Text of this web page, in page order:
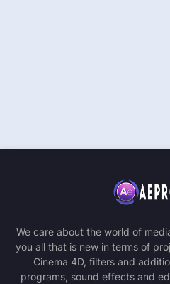
We care about the world of
you all that is new in terms of
Cinema 4D, filters and
programs, sound effects and